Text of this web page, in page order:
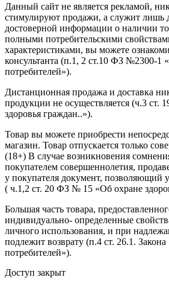
Данный сайт не является рекламой,
стимулируют продажи, а служит лишь
достоверной информации о наличии
полными потребительскими
характеристиками, вы можете
консультанта (п.1, 2 ст.10 ФЗ №2300-1
потребителей»).
Дистанционная продажа и доставка
продукции не осуществляется (ч.3
здоровья граждан..»).
Товар вы можете приобрести
магазин. Товар отпускается только
(18+) В случае возникновения
покупателем совершеннолетия,
у покупателя документ, позволяющий
( ч.1,2 ст. 20 ФЗ № 15 «Об охране
Большая часть товара,
индивидуально- определенные
личного использования, и при
подлежит возврату (п.4 ст. 26.1.
потребителей»).
Доступ закрыт